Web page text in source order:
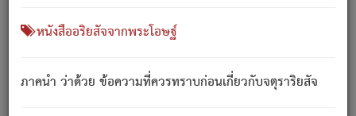
หนังสืออริยสัจจากพระโอษฐ์
ภาคนำ ว่าด้วย ข้อความที่ควรทราบก่อนเกี่ยวกับจตุราริยสัจ
เขาสำคัญสิ่งใด โดยความเป็นประการใด แต่สิ่งนั้นย่อมเป็น
(ตามที่เป็นจริง) โดยประการอื่นจากที่เขาสำคัญนั้น
สัตว์โลกติดข้องอยู่ในภพ ถูกภพบังหน้าแล้ว มีภพโดยความ
เป็นอย่างอื่น (จากที่มันเป็นอยู่จริง) จึงได้เพลิดเพลินยิ่งนักในภพ